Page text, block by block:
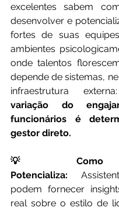
excelentes sabem
desenvolver e
fortes de suas
ambientes
onde talentos
depende de sistemas,
infraestrutura
variação do
funcionários é
gestor direto.
💡
Potencializa:
podem fornecer
real sobre o estilo de